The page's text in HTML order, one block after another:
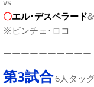
vs.
〇エル･デスペラード&
※ピンチェ･ロコ
ーーーーーーーーーー
第3試合6人タッ